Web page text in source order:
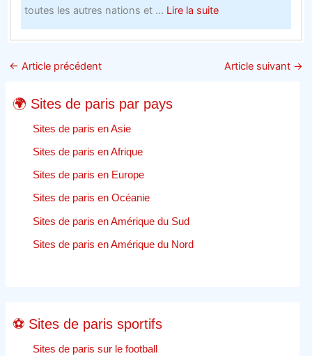
toutes les autres nations et ... Lire la suiteabout
La
fiabilité
est
← Article précédent Article suivant →
🌍 Sites de paris par pays
Sites de paris en Asie
Sites de paris en Afrique
Sites de paris en Europe
Sites de paris en Océanie
Sites de paris en Amérique du Sud
Sites de paris en Amérique du Nord
⚽ Sites de paris sportifs
Sites de paris sur le football